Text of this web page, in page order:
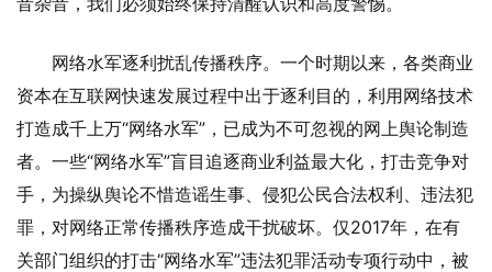
网络水军逐利扰乱传播秩序。一个时期以来，各类商业
资本在互联网快速发展过程中出于逐利目的，利用网络技术
打造成千上万“网络水军”，已成为不可忽视的网上舆论制造
者。一些“网络水军”盲目追逐商业利益最大化，打击竞争对
手，为操纵舆论不惜造谣生事、侵犯公民合法权利、违法犯
罪，对网络正常传播秩序造成干扰破坏。仅2017年，在有
关部门组织的打击“网络水军”违法犯罪活动专项行动中，被